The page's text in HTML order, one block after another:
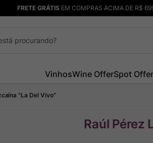
FRETE GRÁTISEM COMPRAS ACIMA DE R$
VinhosWine OfferSpot Offer
"La Del Vivo"
Raúl Pérez